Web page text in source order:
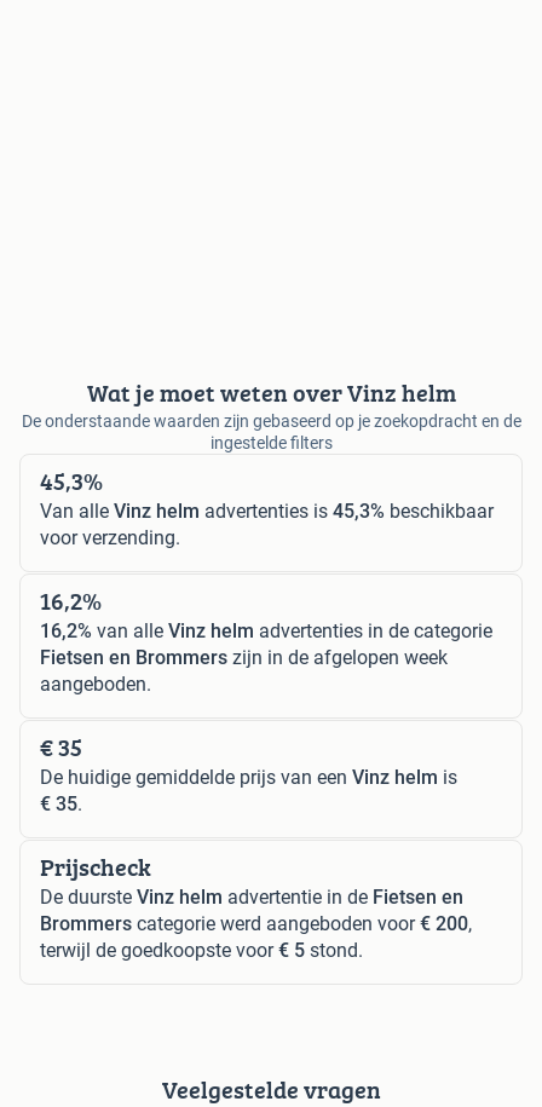
Wat je moet weten over Vinz helm
De onderstaande waarden zijn gebaseerd op je zoekopdracht en de
ingestelde filters
45,3%
Van alle Vinz helm advertenties is 45,3% beschikbaar
voor verzending.
16,2%
16,2% van alle Vinz helm advertenties in de categorie
Fietsen en Brommers zijn in de afgelopen week
aangeboden.
€ 35
De huidige gemiddelde prijs van een Vinz helm is
€ 35.
Prijscheck
De duurste Vinz helm advertentie in de Fietsen en
Brommers categorie werd aangeboden voor€ 200,
terwijl de goedkoopste voor€ 5 stond.
Veelgestelde vragen